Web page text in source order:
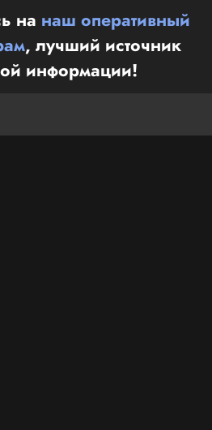
на наш оперативный
, лучший источник
информации!